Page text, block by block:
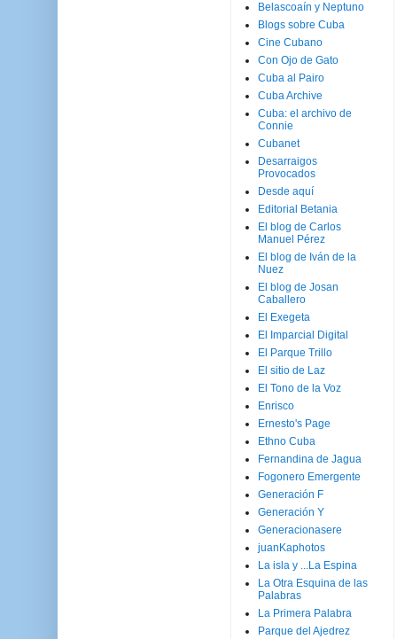
Belascoaín y Neptuno
Blogs sobre Cuba
Cine Cubano
Con Ojo de Gato
Cuba al Pairo
Cuba Archive
Cuba: el archivo de
Connie
Cubanet
Desarraigos
Provocados
Desde aquí
Editorial Betania
El blog de Carlos
Manuel Pérez
El blog de Iván de la
Nuez
El blog de Josan
Caballero
El Exegeta
El Imparcial Digital
El Parque Trillo
El sitio de Laz
El Tono de la Voz
Enrisco
Ernesto's Page
Ethno Cuba
Fernandina de Jagua
Fogonero Emergente
Generación F
Generación Y
Generacionasere
juanKaphotos
La isla y ...La Espina
La Otra Esquina de las
Palabras
La Primera Palabra
Parque del Ajedrez